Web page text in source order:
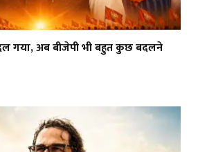
गया, अब बीजेपी भी बहुत कुछ बदलने